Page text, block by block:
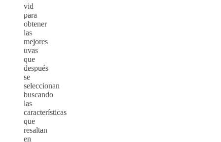
vid
para
obtener
las
mejores
uvas
que
después
se
seleccionan
buscando
las
características
que
resaltan
en